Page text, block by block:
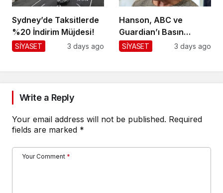
Sydney’de Taksitlerde
%20 İndirim Müjdesi!
SİYASET 3 days ago
Hanson, ABC ve
Guardian’ı Basın
Toplantısından
SİYASET 3 days ago
Write a Reply
Your email address will not be published. Required
fields are marked *
Your Comment *